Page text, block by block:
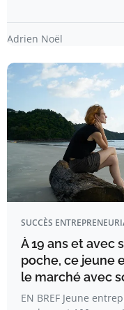
Adrien Noël
SUCCÈS
À 19 ans et avec
poche, ce jeune
le marché avec
EN BREF Jeune